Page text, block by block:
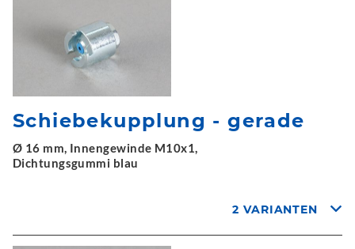
Schiebekupplung - gerade
Ø 16 mm, Innengewinde M10x1,
Dichtungsgummi blau
2 VARIANTEN